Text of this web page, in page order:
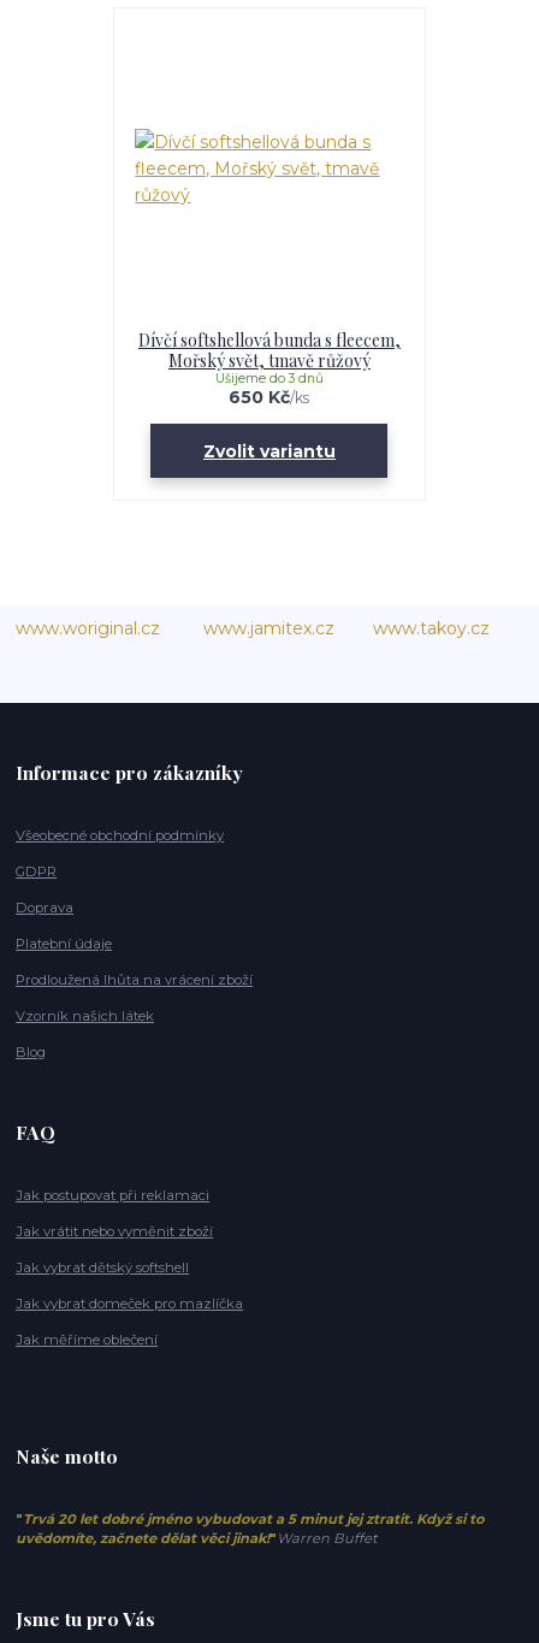
Dívčí softshellová bunda s fleecem,
Mořský svět, tmavě růžový
650 Kč/ks
Ušijeme do 3 dnů
Zvolit variantu
www.woriginal.cz www.jamitex.cz www.takoy.cz
Informace pro zákazníky
Všeobecné obchodní podmínky
GDPR
Doprava
Platební údaje
Prodloužená lhůta na vrácení zboží
Vzorník našich látek
Blog
FAQ
Jak postupovat při reklamaci
Jak vrátit nebo vyměnit zboží
Jak vybrat dětský softshell
Jak vybrat domeček pro mazlíčka
Jak měříme oblečení
Naše motto
" Trvá 20 let dobré jméno vybudovat a 5 minut jej ztratit. Když si to
uvědomíte, začnete dělat věci jinak!" Warren Buffet
Jsme tu pro Vás